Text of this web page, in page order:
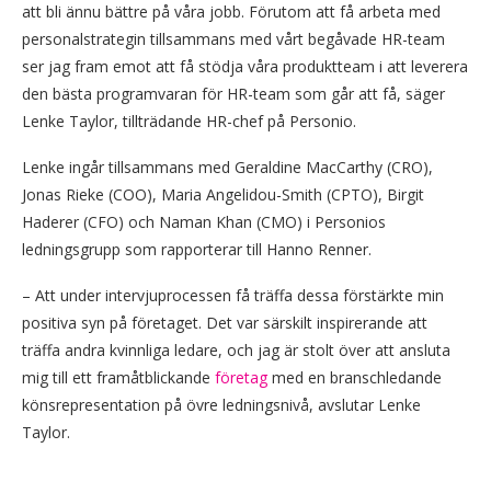
att bli ännu bättre på våra jobb. Förutom att få arbeta med
personalstrategin tillsammans med vårt begåvade HR-team
ser jag fram emot att få stödja våra produktteam i att leverera
den bästa programvaran för HR-team som går att få, säger
Lenke Taylor, tillträdande HR-chef på Personio.
Lenke ingår tillsammans med Geraldine MacCarthy (CRO),
Jonas Rieke (COO), Maria Angelidou-Smith (CPTO), Birgit
Haderer (CFO) och Naman Khan (CMO) i Personios
ledningsgrupp som rapporterar till Hanno Renner.
– Att under intervjuprocessen få träffa dessa förstärkte min
positiva syn på företaget. Det var särskilt inspirerande att
träffa andra kvinnliga ledare, och jag är stolt över att ansluta
mig till ett framåtblickande företagmed en branschledande
könsrepresentation på övre ledningsnivå, avslutar Lenke
Taylor.